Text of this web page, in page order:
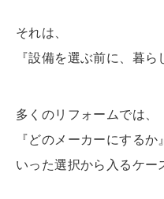
それは、
『設備を選ぶ前に、暮ら
多くのリフォームでは、
『どのメーカーにする
いった選択から入るケー